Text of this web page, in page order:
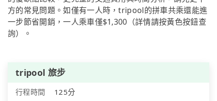
方的常見問題。如僅有一人時，tripool的拼車共乘還能進
一步節省開銷，一人乘車僅$1,300（詳情請按黃色按鈕查
詢）。
tripool 旅步
行程時間
125分